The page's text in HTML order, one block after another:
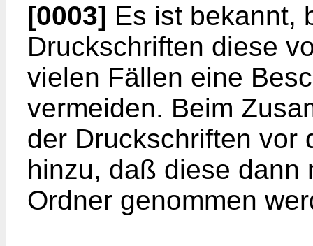
[0003] Es ist bekannt,
Druckschriften diese
vielen Fällen eine
vermeiden. Beim
der Druckschriften vor
hinzu, daß diese dann
Ordner genommen